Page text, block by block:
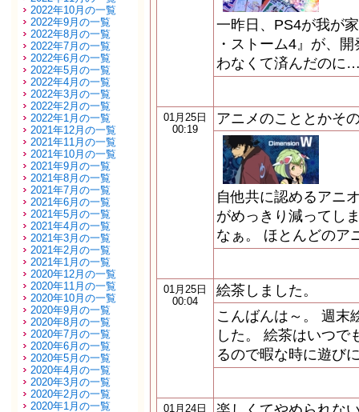
2022年10月の一覧
2022年9月の一覧
2022年8月の一覧
2022年7月の一覧
2022年6月の一覧
2022年5月の一覧
2022年4月の一覧
2022年3月の一覧
2022年2月の一覧
2022年1月の一覧
2021年12月の一覧
2021年11月の一覧
2021年10月の一覧
2021年9月の一覧
2021年8月の一覧
2021年7月の一覧
2021年6月の一覧
2021年5月の一覧
2021年4月の一覧
2021年3月の一覧
2021年2月の一覧
2021年1月の一覧
2020年12月の一覧
2020年11月の一覧
2020年10月の一覧
2020年9月の一覧
2020年8月の一覧
2020年7月の一覧
2020年6月の一覧
2020年5月の一覧
2020年4月の一覧
2020年3月の一覧
2020年2月の一覧
2020年1月の一覧
一昨日、PS4が我が
・ストーム4』が、
わなくて済んだのに
01月25日
00:19
アニメのこととかそ
自他共に認めるアニ
がめっきり減ってし
なぁ。 ほとんどのア
01月25日
00:04
絵茶しました。
こんばんは～。 週末
した。 絵茶はいつで
るので暇な時に遊び
01月24日